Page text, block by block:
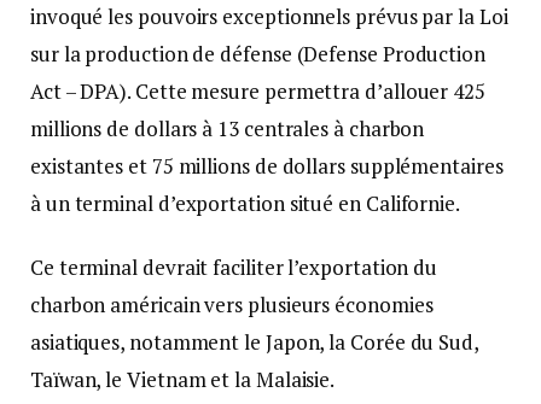
invoqué les pouvoirs exceptionnels prévus par la Loi
sur la production de défense (Defense Production
Act – DPA). Cette mesure permettra d’allouer 425
millions de dollars à 13 centrales à charbon
existantes et 75 millions de dollars supplémentaires
à un terminal d’exportation situé en Californie.
Ce terminal devrait faciliter l’exportation du
charbon américain vers plusieurs économies
asiatiques, notamment le Japon, la Corée du Sud,
Taïwan, le Vietnam et la Malaisie.